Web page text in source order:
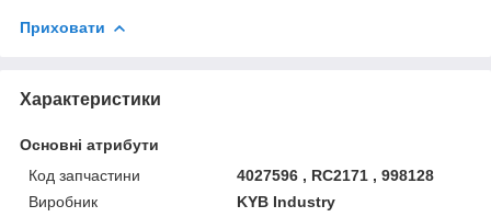
Приховати
Характеристики
Основні атрибути
Код запчастини
4027596 , RC2171 , 998128
Виробник
KYB Industry